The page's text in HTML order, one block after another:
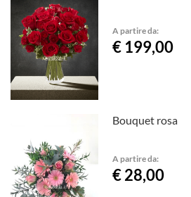
A partire da:
€ 199,00
Bouquet rosa
A partire da:
€ 28,00